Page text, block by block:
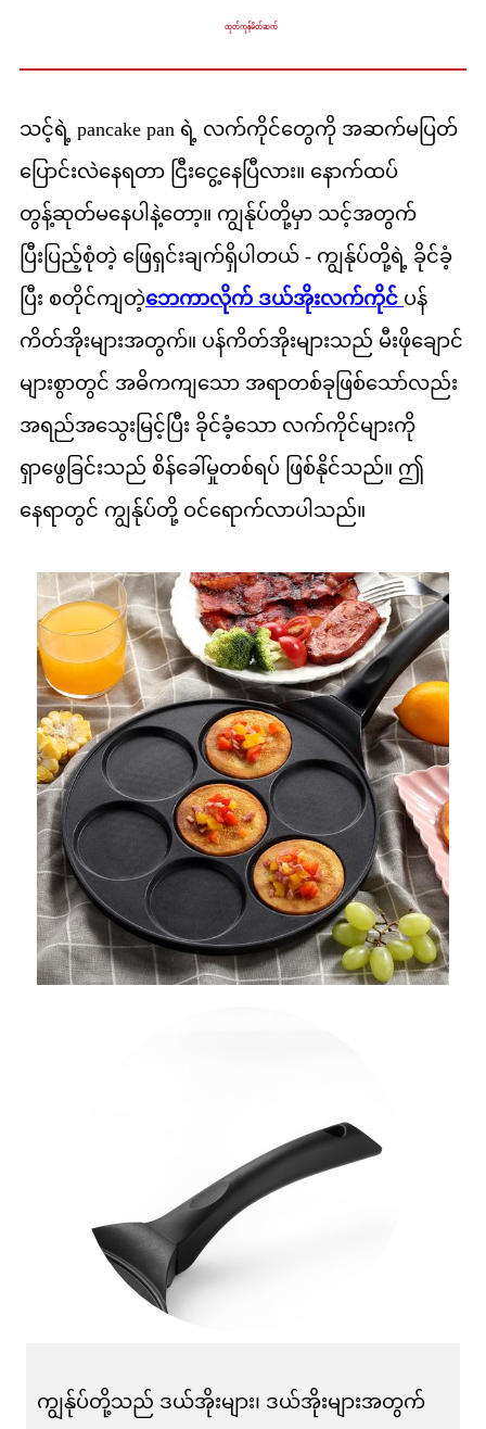
ထုတ်ကုန်မိတ်ဆက်
သင့်ရဲ့ pancake pan ရဲ့ လက်ကိုင်တွေကို အဆက်မပြတ်
ပြောင်းလဲနေရတာ ငြီးငွေ့နေပြီလား။ နောက်ထပ်
တွန့်ဆုတ်မနေပါနဲ့တော့။ ကျွန်ုပ်တို့မှာ သင့်အတွက်
ပြီးပြည့်စုံတဲ့ ဖြေရှင်းချက်ရှိပါတယ် - ကျွန်ုပ်တို့ရဲ့ ခိုင်ခံ့
ပြီး စတိုင်ကျတဲ့ဘေကာလိုက် ဒယ်အိုးလက်ကိုင် ပန်
ကိတ်အိုးများအတွက်။ ပန်ကိတ်အိုးများသည် မီးဖိုချောင်
များစွာတွင် အဓိကကျသော အရာတစ်ခုဖြစ်သော်လည်း
အရည်အသွေးမြင့်ပြီး ခိုင်ခံ့သော လက်ကိုင်များကို
ရှာဖွေခြင်းသည် စိန်ခေါ်မှုတစ်ရပ် ဖြစ်နိုင်သည်။ ဤ
နေရာတွင် ကျွန်ုပ်တို့ ဝင်ရောက်လာပါသည်။
ကျွန်ုပ်တို့သည် ဒယ်အိုးများ၊ ဒယ်အိုးများအတွက်